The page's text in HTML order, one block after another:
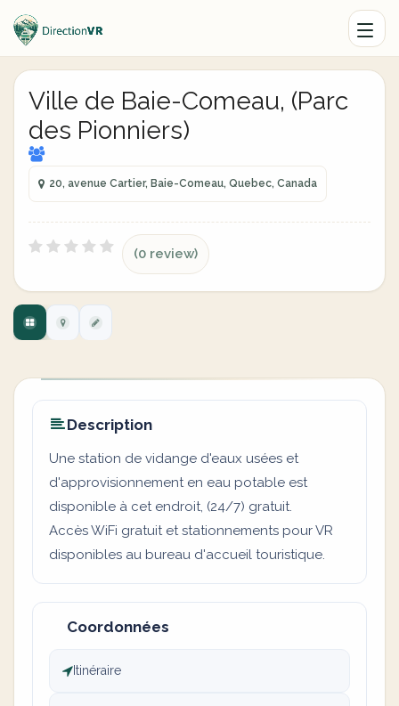
Ville de Baie-Comeau, (Parc
des Pionniers)
20, avenue Cartier, Baie-Comeau, Quebec, Canada
(0 review)
Description
Une station de vidange d'eaux usées et
d'approvisionnement en eau potable est
disponible à cet endroit, (24/7) gratuit.
Accès WiFi gratuit et stationnements pour VR
disponibles au bureau d'accueil touristique.
Coordonnées
Itinéraire